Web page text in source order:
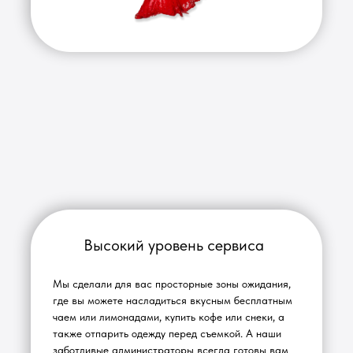
Высокий уровень сервиса
Мы сделали для вас просторные зоны ожидания,
где вы можете насладиться вкусным бесплатным
чаем или лимонадами, купить кофе или снеки, а
также отпарить одежду перед съемкой. А наши
заботливые администраторы всегда готовы вам